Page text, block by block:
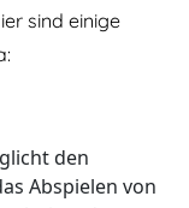
sind einige
den
Abspielen von